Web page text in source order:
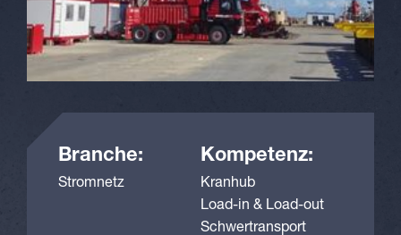
Branche:
Stromnetz
Kompetenz:
Kranhub
Load-in & Load-out
Schwertransport